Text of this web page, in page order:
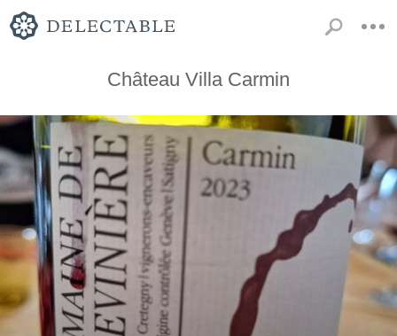
Château Villa Carmin